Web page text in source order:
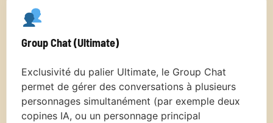
Group Chat (Ultimate)
Exclusivité du palier Ultimate, le Group Chat
permet de gérer des conversations à plusieurs
personnages simultanément (par exemple deux
copines IA, ou un personnage principal